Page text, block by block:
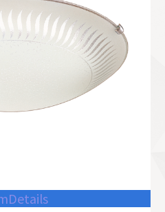
Details